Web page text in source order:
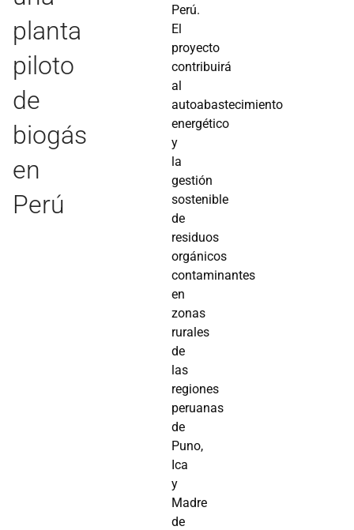
planta
piloto
de
biogás
en
Perú
Perú.
El
proyecto
contribuirá
al
autoabastecimiento
energético
y
la
gestión
sostenible
de
residuos
orgánicos
contaminantes
en
zonas
rurales
de
las
regiones
peruanas
de
Puno,
Ica
y
Madre
de